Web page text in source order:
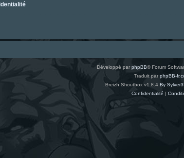
Développé par phpBB® Forum
Traduit parphpBB-
Breizh Shoutbox v1.8.4 By
Confidentialité |